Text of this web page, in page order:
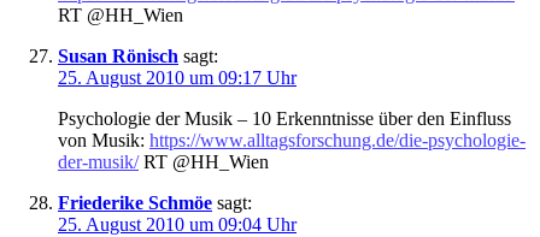
RT @HH_Wien
Susan Rönisch sagt:
25. August 2010 um 09:17 Uhr
Psychologie der Musik – 10 Erkenntnisse über den Einfluss
von Musik: https://www.alltagsforschung.de/die-psychologie-
der-musik/RT @HH_Wien
Friederike Schmöe sagt:
25. August 2010 um 09:04 Uhr